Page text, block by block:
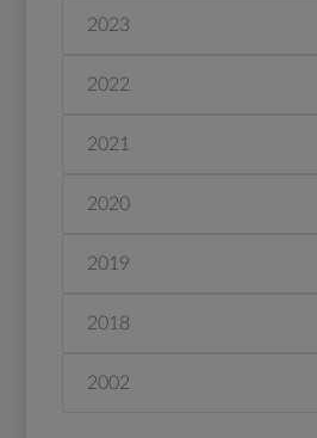
2023
2022
2021
2020
2019
2018
2002